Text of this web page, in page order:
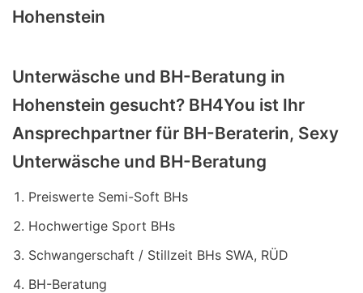
Hohenstein
Unterwäsche und BH-Beratung in
Hohenstein gesucht? BH4You ist Ihr
Ansprechpartner für BH-Beraterin, Sexy
Unterwäsche und BH-Beratung
Preiswerte Semi-Soft BHs
Hochwertige Sport BHs
Schwangerschaft / Stillzeit BHs SWA, RÜD
BH-Beratung